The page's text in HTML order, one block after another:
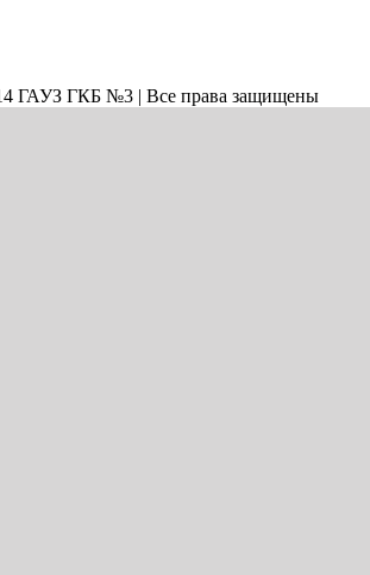
ГАУЗ ГКБ №3 | Все права защищены